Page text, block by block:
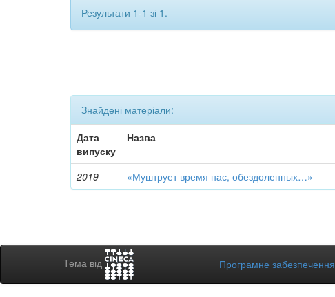
Результати 1-1 зі 1.
Знайдені матеріали:
Дата
випуску
Назва
2019 «Муштрует время нас, обездоленных…»
Тема від Програмне